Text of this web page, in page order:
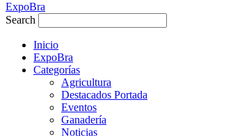
ExpoBra
Search
Inicio
ExpoBra
Categorías
Agricultura
Destacados Portada
Eventos
Ganadería
Noticias